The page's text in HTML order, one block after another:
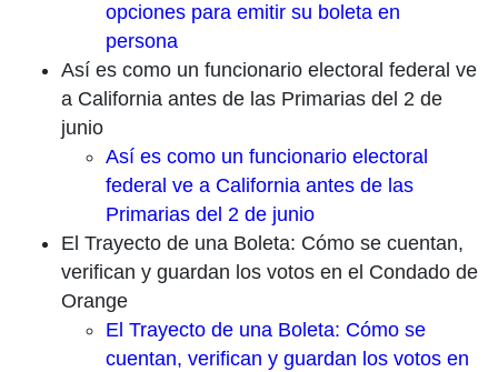
opciones para emitir su boleta en
persona
Así es como un funcionario electoral federal ve
a California antes de las Primarias del 2 de
junio
Así es como un funcionario electoral
federal ve a California antes de las
Primarias del 2 de junio
El Trayecto de una Boleta: Cómo se cuentan,
verifican y guardan los votos en el Condado de
Orange
El Trayecto de una Boleta: Cómo se
cuentan, verifican y guardan los votos en